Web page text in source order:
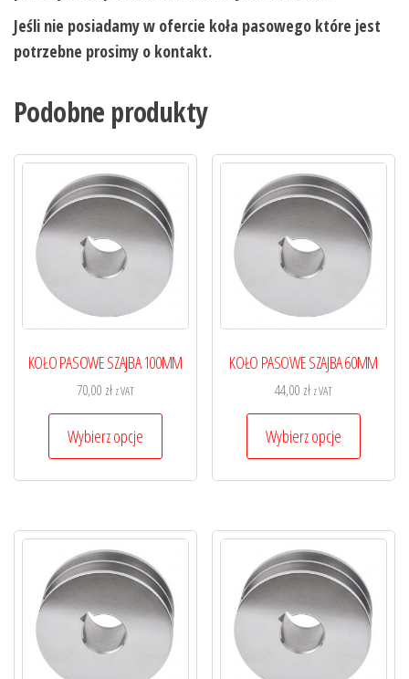
Jeśli nie posiadamy w ofercie koła pasowego które jest
potrzebne prosimy o kontakt.
Podobne produkty
KOŁO PASOWE SZAJBA 100MM
70,00 zł z VAT
Wybierz opcje
Ten
Opcje
można
wybrać
na
stronie
KOŁO PASOWE SZAJBA 60MM
44,00 zł z VAT
Wybierz opcje
Ten
Opcje
można
wybrać
na
stronie